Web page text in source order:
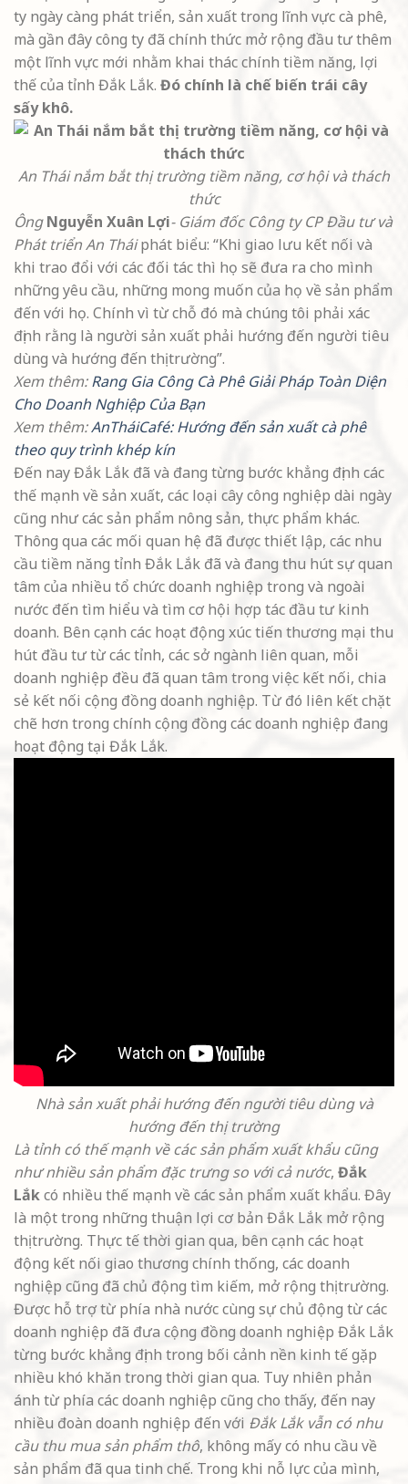
ty ngày càng phát triển, sản xuất trong lĩnh vực cà phê,
mà gần đây công ty đã chính thức mở rộng đầu tư thêm
một lĩnh vực mới nhằm khai thác chính tiềm năng, lợi
thế của tỉnh Đắk Lắk. Đó chính là chế biến trái cây
sấy khô.
An Thái nắm bắt thị trường tiềm năng, cơ hội và thách
thức
ÔngNguyễn Xuân Lợi- Giám đốc Công ty CP Đầu tư và
Phát triển An Tháiphát biểu: “Khi giao lưu kết nối và
khi trao đổi với các đối tác thì họ sẽ đưa ra cho mình
những yêu cầu, những mong muốn của họ về sản phẩm
đến với họ. Chính vì từ chỗ đó mà chúng tôi phải xác
định rằng là người sản xuất phải hướng đến người tiêu
dùng và hướng đến thị trường”.
Xem thêm:Rang Gia Công Cà Phê Giải Pháp Toàn Diện
Cho Doanh Nghiệp Của Bạn
Xem thêm:AnTháiCafé: Hướng đến sản xuất cà phê
theo quy trình khép kín
Đến nay Đắk Lắk đã và đang từng bước khẳng định các
thế mạnh về sản xuất, các loại cây công nghiệp dài ngày
cũng như các sản phẩm nông sản, thực phẩm khác.
Thông qua các mối quan hệ đã được thiết lập, các nhu
cầu tiềm năng tỉnh Đắk Lắk đã và đang thu hút sự quan
tâm của nhiều tổ chức doanh nghiệp trong và ngoài
nước đến tìm hiểu và tìm cơ hội hợp tác đầu tư kinh
doanh. Bên cạnh các hoạt động xúc tiến thương mại thu
hút đầu tư từ các tỉnh, các sở ngành liên quan, mỗi
doanh nghiệp đều đã quan tâm trong việc kết nối, chia
sẻ kết nối cộng đồng doanh nghiệp. Từ đó liên kết chặt
chẽ hơn trong chính cộng đồng các doanh nghiệp đang
hoạt động tại Đắk Lắk.
Nhà sản xuất phải hướng đến người tiêu dùng và
hướng đến thị trường
Là tỉnh có thế mạnh về các sản phẩm xuất khẩu cũng
như nhiều sản phẩm đặc trưng so với cả nước, Đắk
Lắkcó nhiều thế mạnh về các sản phẩm xuất khẩu. Đây
là một trong những thuận lợi cơ bản Đắk Lắk mở rộng
thị trường. Thực tế thời gian qua, bên cạnh các hoạt
động kết nối giao thương chính thống, các doanh
nghiệp cũng đã chủ động tìm kiếm, mở rộng thị trường.
Được hỗ trợ từ phía nhà nước cùng sự chủ động từ các
doanh nghiệp đã đưa cộng đồng doanh nghiệp Đắk Lắk
từng bước khẳng định trong bối cảnh nền kinh tế gặp
nhiều khó khăn trong thời gian qua. Tuy nhiên phản
ánh từ phía các doanh nghiệp cũng cho thấy, đến nay
nhiều đoàn doanh nghiệp đến với Đắk Lắk vẫn có nhu
cầu thu mua sản phẩm thô, không mấy có nhu cầu về
sản phẩm đã qua tinh chế. Trong khi nỗ lực của mình,